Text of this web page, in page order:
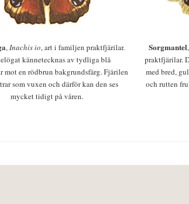
,Inachis io, art i familjen praktfjärilar.
kännetecknas av tydliga blå
mot en rödbrun bakgrundsfärg. Fjärilen
som vuxen och därför kan den ses
mycket tidigt på våren.
Sorgmantel,
praktfjärilar.
med bred,
och rutten